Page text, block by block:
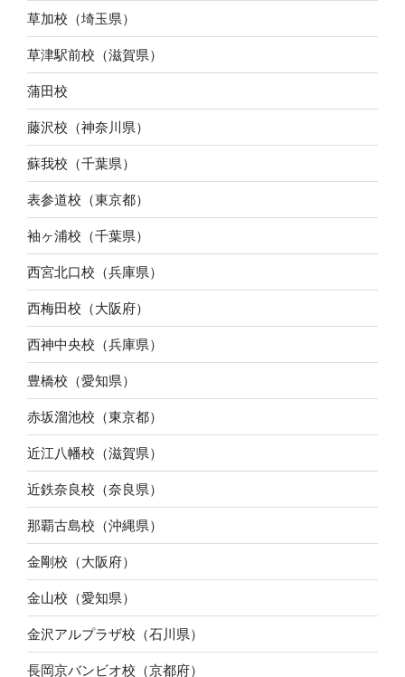
草加校（埼玉県）
草津駅前校（滋賀県）
蒲田校
藤沢校（神奈川県）
蘇我校（千葉県）
表参道校（東京都）
袖ヶ浦校（千葉県）
西宮北口校（兵庫県）
西梅田校（大阪府）
西神中央校（兵庫県）
豊橋校（愛知県）
赤坂溜池校（東京都）
近江八幡校（滋賀県）
近鉄奈良校（奈良県）
那覇古島校（沖縄県）
金剛校（大阪府）
金山校（愛知県）
金沢アルプラザ校（石川県）
長岡京バンビオ校（京都府）